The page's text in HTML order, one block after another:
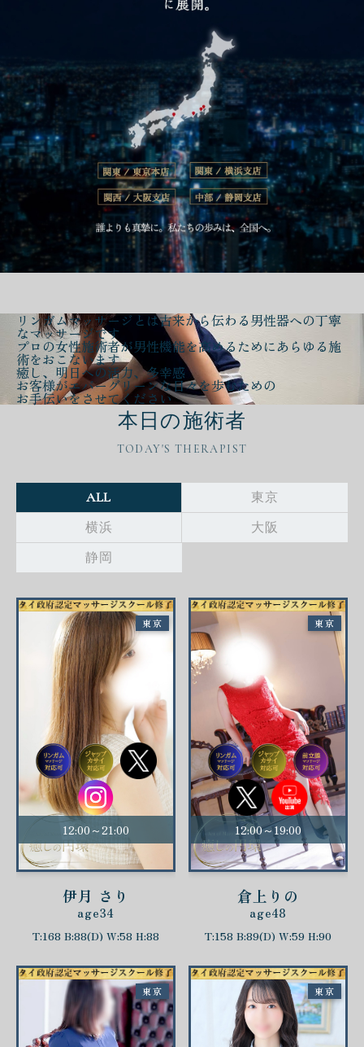
リンガムマッサージとは古来から伝わる男性器への丁寧
なマッサージです
プロの女性施術者が男性機能を高める ためにあらゆる施
術をおこないます
癒し、明日への活力、多幸感
お客様がエバーグリーンな日々を歩むための
お手伝いをさせてください
本日の施術者
TODAY'S THERAPIST
ALL
東京
横浜
大阪
静岡
12:00～21:00
伊月 さり
age34
T:168 B:88(D) W:58 H:88
東京
12:00～19:00
倉上りの
age48
T:158 B:89(D) W:59 H:90
東京
東京 東京